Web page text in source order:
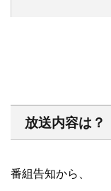
放送内容は？
番組告知から、